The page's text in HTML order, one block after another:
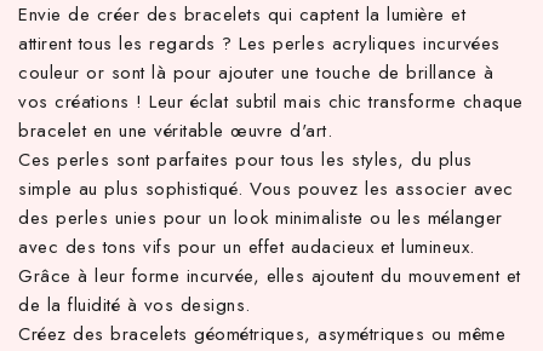
Envie de créer des bracelets qui captent la lumière et
attirent tous les regards ? Les perles acryliques incurvées
couleur or sont là pour ajouter une touche de brillance à
vos créations ! Leur éclat subtil mais chic transforme chaque
bracelet en une véritable œuvre d'art.
Ces perles sont parfaites pour tous les styles, du plus
simple au plus sophistiqué. Vous pouvez les associer avec
des perles unies pour un look minimaliste ou les mélanger
avec des tons vifs pour un effet audacieux et lumineux.
Grâce à leur forme incurvée, elles ajoutent du mouvement et
de la fluidité à vos designs.
Créez des bracelets géométriques, asymétriques ou même